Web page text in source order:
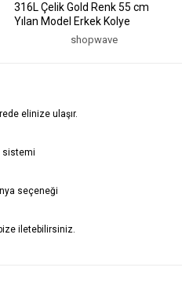
316L Çelik Gold Renk 55 cm
Yılan Model Erkek Kolye
shopwave
elinize ulaşır.
sistemi
seçeneği
iletebilirsiniz.